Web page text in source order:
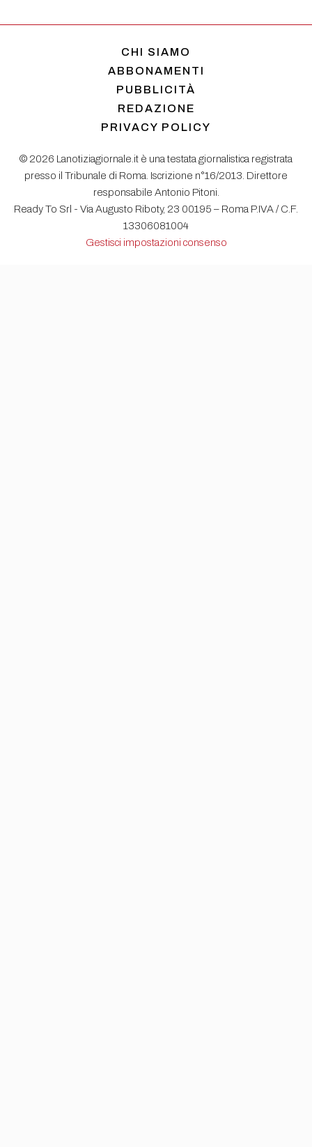
CHI SIAMO
ABBONAMENTI
PUBBLICITÀ
REDAZIONE
PRIVACY POLICY
© 2026 Lanotiziagiornale.it è una testata giornalistica registrata
presso il Tribunale di Roma. Iscrizione n°16/2013. Direttore
responsabile Antonio Pitoni.
Ready To Srl - Via Augusto Riboty, 23 00195 – Roma P.IVA / C.F.
13306081004
Gestisci impostazioni consenso